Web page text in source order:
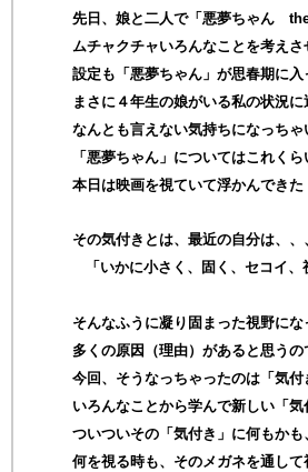
先日、娘と二人で「悪夢ちゃん the
ムチャクチャいろんなことを考えさ
設定も「悪夢ちゃん」が思春期に
まさに４年生の娘がいる私の状況に
なんとも言えない気持ちになっちゃ
「悪夢ちゃん」についてはこれくら
本日は映画を視ていて浮かんでき
その気付きとは、最近の自分は、、
「いかに小さく、固く、セコイ、
ってこ
そんなふうに凝り固まった視野にな
多くの原因（理由）があると思うの
今回、そうなっちゃったのは「気
いろんなことから学んで新しい「気
ついついその「気付き」に何もか
何を視る時も、そのメガネを通して